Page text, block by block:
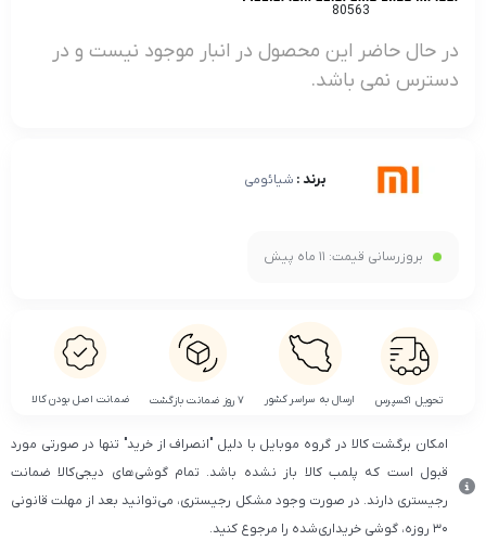
80563
در حال حاضر این محصول در انبار موجود نیست و در
دسترس نمی باشد.
برند : شیائومی
بروزرسانی قیمت: 11 ماه پیش
تحویل اکسپرس ارسال به سراسر کشور ۷ روز ضمانت بازگشت ضمانت اصل بودن کالا
امکان برگشت کالا در گروه موبایل با دلیل "انصراف از خرید" تنها در صورتی مورد
قبول است که پلمب کالا باز نشده باشد. تمام گوشی‌های دیجی‌کالا ضمانت
رجیستری دارند. در صورت وجود مشکل رجیستری، می‌توانید بعد از مهلت قانونی
۳۰ روزه، گوشی خریداری‌شده را مرجوع کنید.